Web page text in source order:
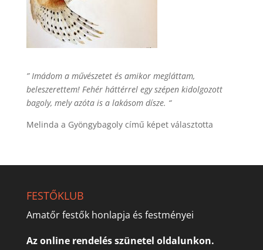
” Imádom a művészetet és amikor megláttam,
beleszerettem! Fehér háttérrel egy szépen kidolgozott
bagoly, mely azóta is a lakásom dísze. “
Melinda a Gyöngybagoly című képet választotta
FESTŐKLUB
Amatőr festők honlapja és festményei
Az online rendelés szünetel oldalunkon.